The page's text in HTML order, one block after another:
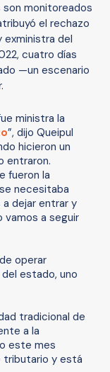
son monitoreados
el rechazo
exministra del
cuatro días
—un escenario
ministra la
”, dijo Queipul
hicieron un
entraron.
fueron la
necesitaba
dejar entrar y
vamos a seguir
operar
estado, uno
tradicional de
a la
este mes
tributario y está